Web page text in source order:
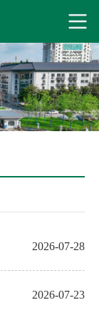
2026-07-28
2026-07-23